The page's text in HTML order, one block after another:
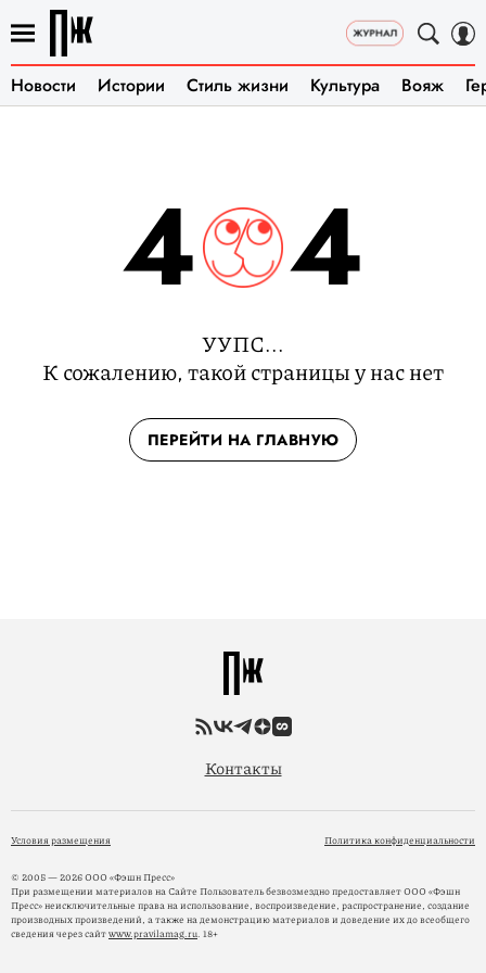
Новости Истории Стиль жизни Культура Вояж
4 4
УУПС...
К сожалению, такой страницы у нас нет
ПЕРЕЙТИ НА ГЛАВНУЮ
Контакты
Условия размещения Политика конфиденциальности
© 2005 — 2026 ООО «Фэшн Пресс»
При размещении материалов на Сайте Пользователь безвозмездно предоставляет ООО «Фэшн
Пресс» неисключительные права на использование, воспроизведение, распространение, создание
производных произведений, а также на демонстрацию материалов и доведение их до всеобщего
сведения через сайтwww.pravilamag.ru. 18+